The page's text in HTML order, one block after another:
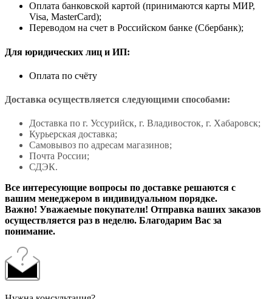
Оплата банковской картой (принимаются карты МИР,
Visa, MasterCard);
Переводом на счет в Российском банке (Сбербанк);
Для юридических лиц и ИП:
Оплата по счёту
Доставка осуществляется следующими способами:
Доставка по г. Уссурийск, г. Владивосток, г. Хабаровск;
Курьерская доставка;
Самовывоз по адресам магазинов;
Почта России;
СДЭК.
Все интересующие вопросы по доставке решаются с
вашим менеджером в индивидуальном порядке.
Важно! Уважаемые покупатели! Отправка ваших заказов
осуществляется раз в неделю. Благодарим Вас за
понимание.